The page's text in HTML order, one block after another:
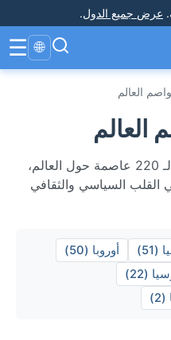
. عرض جميع الدول.
🌐
☰
العالم
الطقس المباشر وتوقعات 7 أيام لـ 220 عاصمة حول العالم،
السياسي والثقافي
(51)
أوروبا (50)
(22)